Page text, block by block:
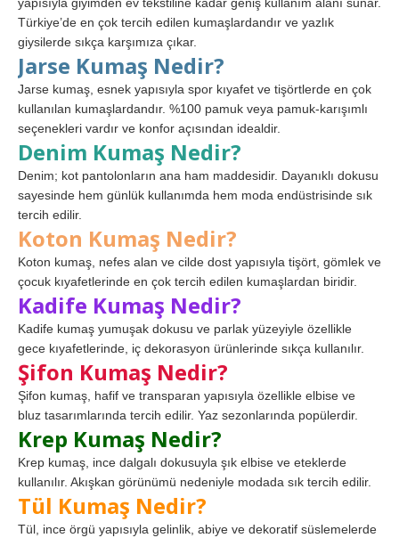
yapısıyla giyimden ev tekstiline kadar geniş kullanım alanı sunar.
Türkiye’de en çok tercih edilen kumaşlardandır ve yazlık
giysilerde sıkça karşımıza çıkar.
Jarse Kumaş Nedir?
Jarse kumaş, esnek yapısıyla spor kıyafet ve tişörtlerde en çok
kullanılan kumaşlardandır. %100 pamuk veya pamuk-karışımlı
seçenekleri vardır ve konfor açısından idealdir.
Denim Kumaş Nedir?
Denim; kot pantolonların ana ham maddesidir. Dayanıklı dokusu
sayesinde hem günlük kullanımda hem moda endüstrisinde sık
tercih edilir.
Koton Kumaş Nedir?
Koton kumaş, nefes alan ve cilde dost yapısıyla tişört, gömlek ve
çocuk kıyafetlerinde en çok tercih edilen kumaşlardan biridir.
Kadife Kumaş Nedir?
Kadife kumaş yumuşak dokusu ve parlak yüzeyiyle özellikle
gece kıyafetlerinde, iç dekorasyon ürünlerinde sıkça kullanılır.
Şifon Kumaş Nedir?
Şifon kumaş, hafif ve transparan yapısıyla özellikle elbise ve
bluz tasarımlarında tercih edilir. Yaz sezonlarında popülerdir.
Krep Kumaş Nedir?
Krep kumaş, ince dalgalı dokusuyla şık elbise ve eteklerde
kullanılır. Akışkan görünümü nedeniyle modada sık tercih edilir.
Tül Kumaş Nedir?
Tül, ince örgü yapısıyla gelinlik, abiye ve dekoratif süslemelerde